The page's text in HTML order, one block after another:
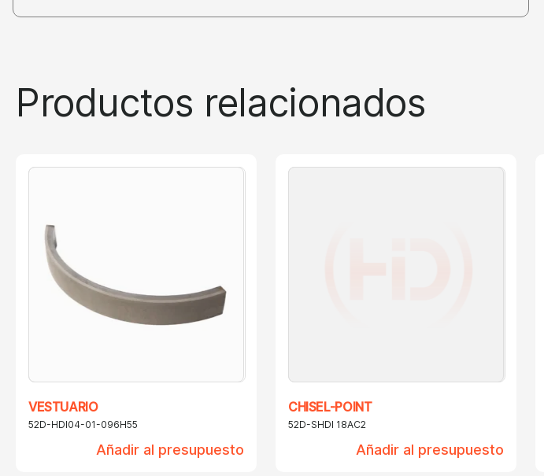
Productos relacionados
VESTUARIO
52D-HDI04-01-096H55
Añadir al presupuesto
CHISEL-POINT
52D-SHDI 18AC2
Añadir al presupuesto